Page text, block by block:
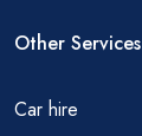
Other Services
Car hire